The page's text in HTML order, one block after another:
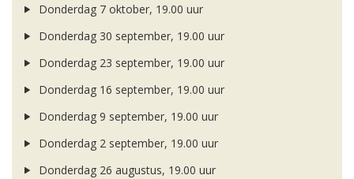
Donderdag 7 oktober, 19.00 uur
Donderdag 30 september, 19.00 uur
Donderdag 23 september, 19.00 uur
Donderdag 16 september, 19.00 uur
Donderdag 9 september, 19.00 uur
Donderdag 2 september, 19.00 uur
Donderdag 26 augustus, 19.00 uur